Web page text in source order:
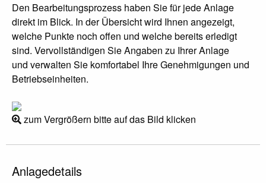
Den Bearbeitungsprozess haben Sie für jede Anlage
direkt im Blick. In der Übersicht wird Ihnen angezeigt,
welche Punkte noch offen und welche bereits erledigt
sind. Vervollständigen Sie Angaben zu Ihrer Anlage
und verwalten Sie komfortabel Ihre Genehmigungen und
Betriebseinheiten.
zum Vergrößern bitte auf das Bild klicken
Anlagedetails